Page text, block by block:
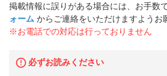
掲載情報に誤りがある場合には、お手数で
ォーム からご連絡をいただけますようお
※お電話での対応は行っておりません
必ずお読みください